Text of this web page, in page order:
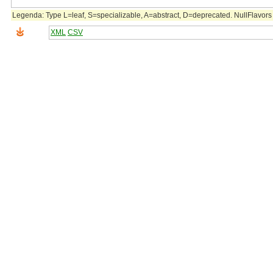
Legenda: Type L=leaf, S=specializable, A=abstract, D=deprecated.
XML CSV